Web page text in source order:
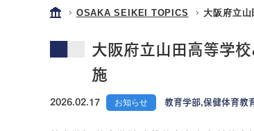
OSAKA SEIKEI TOPICS 大阪府立
大阪府立山田高等学校
施
2026.02.17 お知らせ 教育学部,保健体育教